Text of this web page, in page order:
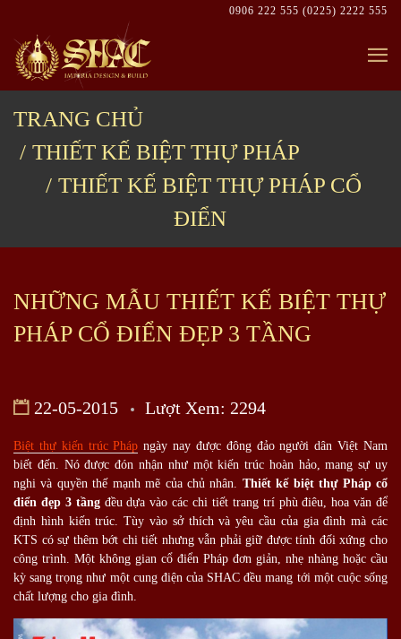
content
0906 222 555 (0225) 2222 555
TRANG CHỦ
THIẾT KẾ BIỆT THỰ PHÁP
THIẾT KẾ BIỆT THỰ PHÁP CỔ
ĐIỂN
NHỮNG MẪU THIẾT KẾ BIỆT THỰ
PHÁP CỔ ĐIỂN ĐẸP 3 TẦNG
22-05-2015 Lượt Xem: 2294
Biệt thự kiến trúc Pháp ngày nay được đông đảo người dân Việt Nam
biết đến. Nó được đón nhận như một kiến trúc hoàn hảo, mang sự uy
nghi và quyền thế mạnh mẽ của chủ nhân. Thiết kế biệt thự Pháp cổ
điển đẹp 3 tầngđều dựa vào các chi tiết trang trí phù điêu, hoa văn để
định hình kiến trúc. Tùy vào sở thích và yêu cầu của gia đình mà các
KTS có sự thêm bớt chi tiết nhưng vẫn phải giữ được tính đối xứng cho
công trình. Một không gian cổ điển Pháp đơn giản, nhẹ nhàng hoặc cầu
kỳ sang trọng như một cung điện của SHAC đều mang tới một cuộc sống
chất lượng cho gia đình.